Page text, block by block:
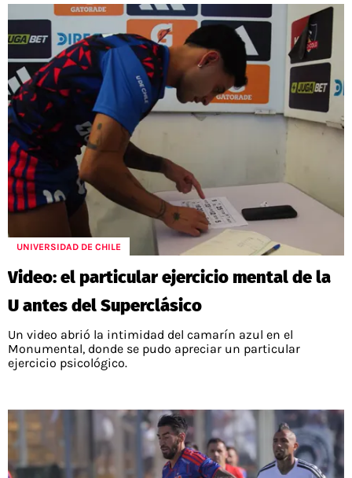
UNIVERSIDAD DE CHILE
Video: el particular ejercicio mental de la
U antes del Superclásico
Un video abrió la intimidad del camarín azul en el
Monumental, donde se pudo apreciar un particular
ejercicio psicológico.